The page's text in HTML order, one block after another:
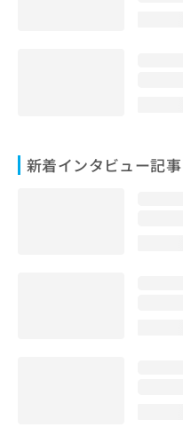
新着インタビュー記事